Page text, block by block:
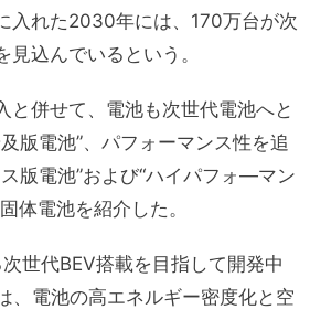
入れた2030年には、170万台が次
見込んでいるという 。
と併せて、電池も次世代電池へと
版電池”、パフォーマンス性を追
版電池”および“ハイパフォ―マン
体電池を紹介した。
世代BEV搭載を目指して開発中
、電池の高エネルギー密度化と空